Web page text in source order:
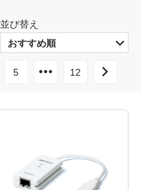
並び替え
5 12